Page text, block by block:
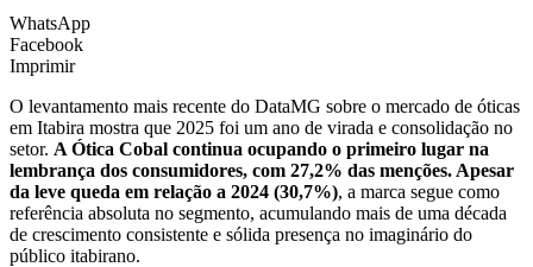
WhatsApp
Facebook
Imprimir
O levantamento mais recente do DataMG sobre o mercado de óticas
em Itabira mostra que 2025 foi um ano de virada e consolidação no
setor. A Ótica Cobal continua ocupando o primeiro lugar na
lembrança dos consumidores, com 27,2% das menções. Apesar
da leve queda em relação a 2024 (30,7%), a marca segue como
referência absoluta no segmento, acumulando mais de uma década
de crescimento consistente e sólida presença no imaginário do
público itabirano.